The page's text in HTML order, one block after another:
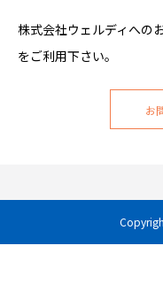
株式会社ウェルディへの
をご利用下さい。
お